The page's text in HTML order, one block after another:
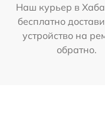
Наш курьер в
бесплатно
устройство на
обратно.